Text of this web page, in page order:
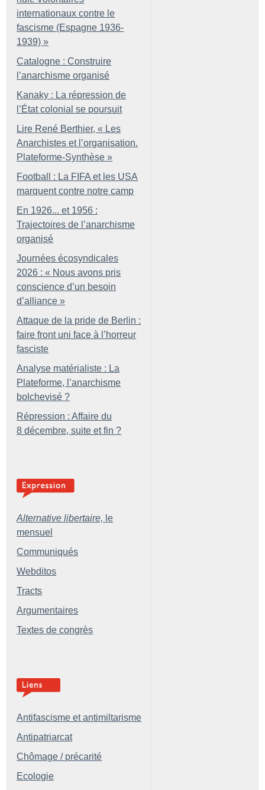
internationaux contre le
fascisme (Espagne 1936-
1939) »
Catalogne : Construire
l’anarchisme organisé
Kanaky : La répression de
l’État colonial se poursuit
Lire René Berthier, « Les
Anarchistes et l’organisation.
Plateforme-Synthèse »
Football : La FIFA et les USA
marquent contre notre camp
En 1926... et 1956 :
Trajectoires de l’anarchisme
organisé
Journées écosyndicales
2026 : « Nous avons pris
conscience d’un besoin
d’alliance »
Attaque de la pride de Berlin :
faire front uni face à l’horreur
fasciste
Analyse matérialiste : La
Plateforme, l’anarchisme
bolchevisé ?
Répression : Affaire du
8 décembre, suite et fin ?
Alternative libertaire, le
mensuel
Communiqués
Webditos
Tracts
Argumentaires
Textes de congrès
Antifascisme et antimiltarisme
Antipatriarcat
Chômage / précarité
Ecologie